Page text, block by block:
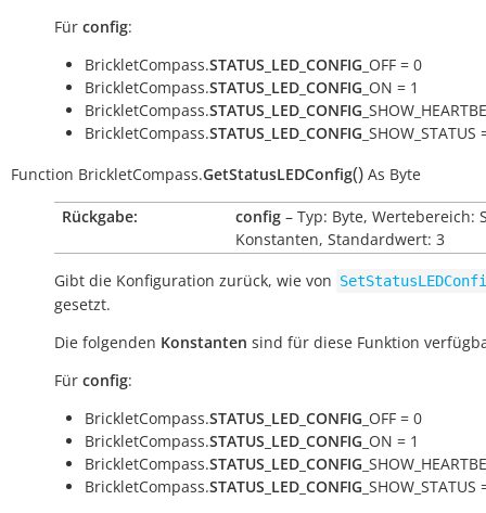
Für config:
BrickletCompass.STATUS_LED_CONFIG _OFF = 0
BrickletCompass.STATUS_LED_CONFIG _ON = 1
BrickletCompass.STATUS_LED_CONFIG
BrickletCompass.STATUS_LED_CONFIG _SHOW_STATUS
Function BrickletCompass.GetStatusLEDConfig() As Byte
Rückgabe: config – Typ: Byte, Wertebereich:
Konstanten, Standardwert: 3
Gibt die Konfiguration zurück, wie von
gesetzt.
Die folgenden Konstanten sind für diese Funktion
Für config:
BrickletCompass.STATUS_LED_CONFIG _OFF = 0
BrickletCompass.STATUS_LED_CONFIG _ON = 1
BrickletCompass.STATUS_LED_CONFIG
BrickletCompass.STATUS_LED_CONFIG _SHOW_STATUS